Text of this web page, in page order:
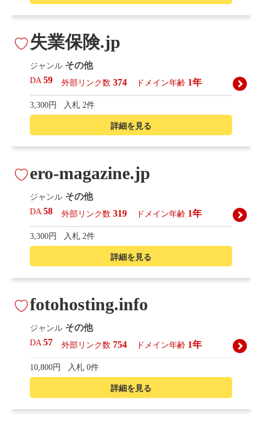
詳細を見る
失業保険.jp
ジャンル その他
DA59 外部リンク数 374 ドメイン年齢 1年
3,300円 入札 2件
詳細を見る
ero-magazine.jp
ジャンル その他
DA58 外部リンク数 319 ドメイン年齢 1年
3,300円 入札 2件
詳細を見る
fotohosting.info
ジャンル その他
DA57 外部リンク数 754 ドメイン年齢 1年
10,800円 入札 0件